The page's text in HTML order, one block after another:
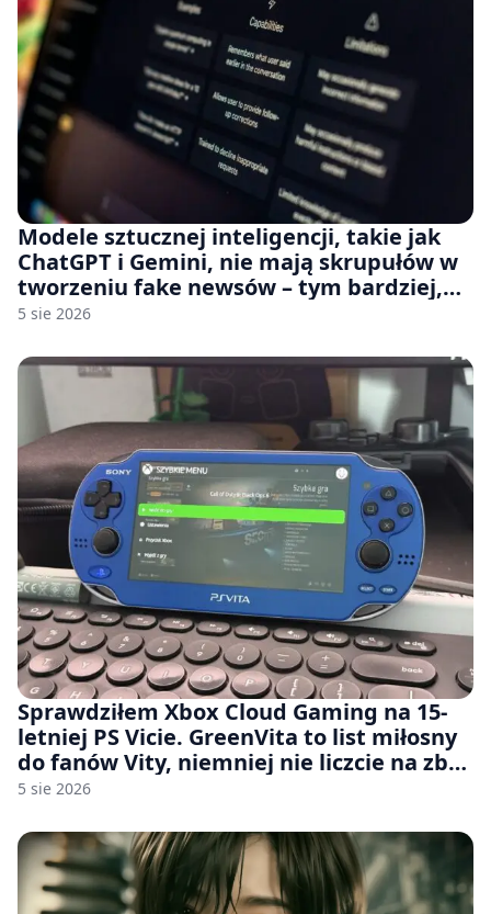
Modele sztucznej inteligencji, takie jak
ChatGPT i Gemini, nie mają skrupułów w
tworzeniu fake newsów – tym bardziej,
jeśli rozmawiasz z nimi po polsku
5 sie 2026
Sprawdziłem Xbox Cloud Gaming na 15-
letniej PS Vicie. GreenVita to list miłosny
do fanów Vity, niemniej nie liczcie na zbyt
wiele [FELIETON]
5 sie 2026